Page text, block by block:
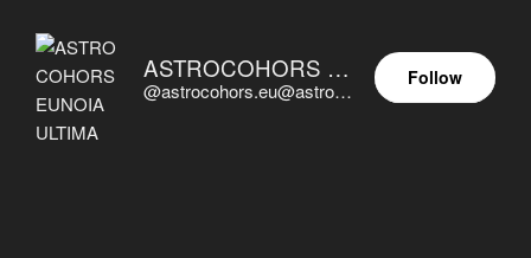
ASTROCOHORS EUNOIA ULTIMA
@astrocohors.eu@astrocohors.eu
Follow